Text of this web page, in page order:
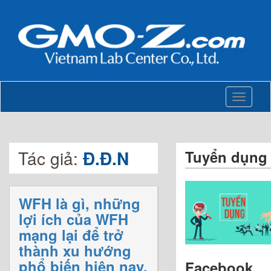
Toggle
Tác giả: Đ.Đ.N
WFH là gì, những
lợi ích của WFH
mạng lại để trở
thành xu hướng
phổ biến hiện nay.
Tuyển dụng